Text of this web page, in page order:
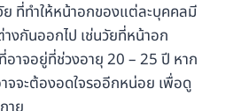
ที่ทำให้หน้าอกของแต่ละบุคคลมี
งกันออกไป เช่นวัยที่หน้าอก
อาจอยู่ที่ช่วงอายุ 20 – 25 ปี หาก
จจะต้องอดใจรออีกหน่อย เพื่อดู